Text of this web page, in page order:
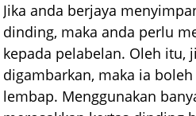
Jika anda berjaya
dinding, maka anda perlu
kepada pelabelan. Oleh itu,
digambarkan, maka ia
lembap. Menggunakan